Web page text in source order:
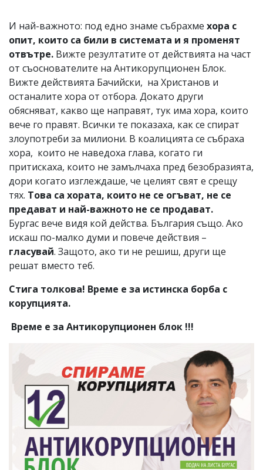
И най-важното: под едно знаме събрахме хора с
опит, които са били в системата и я променят
отвътре. Вижте резултатите от действията на част
от съоснователите на Антикорупционен Блок.
Вижте действията Бачийски, на Христанов и
останалите хора от отбора. Докато други
обясняват, какво ще направят, тук има хора, които
вече го правят. Всички те показаха, как се спират
злоупотреби за милиони. В коалицията се събраха
хора, които не наведоха глава, когато ги
притискаха, които не замълчаха пред безобразията,
дори когато изглеждаше, че целият свят е срещу
тях. Това са хората, които не се огъват, не се
предават и най-важното не се продават.
Бургас вече видя кой действа. България също. Ако
искаш по-малко думи и повече действия –
гласувай. Защото, ако ти не решиш, други ще
решат вместо теб.
Стига толкова! Време е за истинска борба с
корупцията.
Време е за Антикорупционен блок !!!